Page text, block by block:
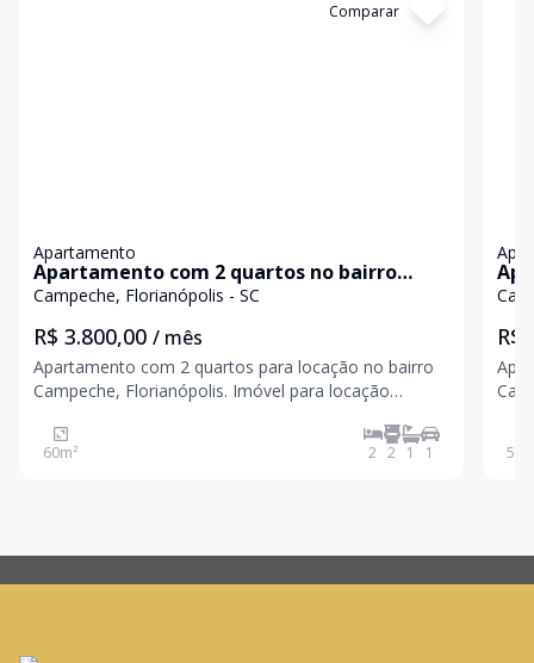
Comparar
Apartamento
Apartamento com 2 quartos no bairro
Campeche, Florianópolis.
Campeche, Florianópolis - SC
R$ 3.800,00 / mês
Apartamento com 2 quartos para locação no bairro
Campeche, Florianópolis. Imóvel para locação
para quem busca conforto, praticidade e uma
excelente localização no sul da Ilha. O apartamento
60m² 2 2 1 1
R$
57